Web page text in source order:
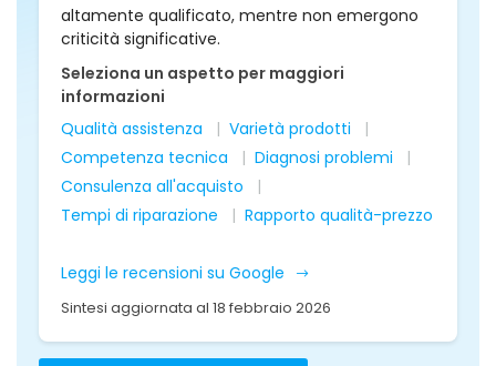
altamente qualificato, mentre non emergono
criticità significative.
Seleziona un aspetto per maggiori
informazioni
Qualità assistenza
Varietà prodotti
Competenza tecnica
Diagnosi problemi
Consulenza all'acquisto
Tempi di riparazione
Rapporto qualità-prezzo
Leggi le recensioni su Google
Sintesi aggiornata al 18 febbraio 2026